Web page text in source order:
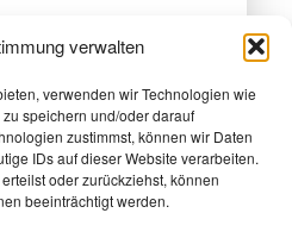
verwalten
verwenden wir Technologien wie
speichern und/oder darauf
zustimmst, können wir Daten
IDs auf dieser Website verarbeiten.
oder zurückziehst, können
beeinträchtigt werden.
0 (
vlasic@mi-